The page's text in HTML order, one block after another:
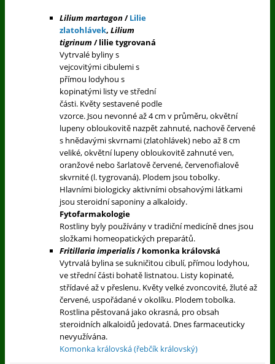
Lilium martagon/Lilie
zlatohlávek, Lilium
tigrinum / lilie tygrovaná
Vytrvalé byliny s
vejcovitými cibulemi s
přímou lodyhou s
kopinatými listy ve střední
části. Květy sestavené podle
vzorce. Jsou nevonné až 4 cm v průměru, okvětní
lupeny obloukovitě nazpět zahnuté, nachově červené
s hnědavými skvrnami (zlatohlávek) nebo až 8 cm
veliké, okvětní lupeny obloukovitě zahnuté ven,
oranžové nebo šarlatově červené, červenofialově
skvrnité (l. tygrovaná). Plodem jsou tobolky.
Hlavními biologicky aktivními obsahovými látkami
jsou steroidní saponiny a alkaloidy.
Fytofarmakologie
Rostliny byly používány v tradiční medicíně dnes jsou
složkami homeopatických preparátů.
Fritillaria imperialis/ komonka královská
Vytrvalá bylina se sukničitou cibulí, přímou lodyhou,
ve střední části bohatě listnatou. Listy kopinaté,
střídavé až v přeslenu. Květy velké zvoncovité, žluté až
červené, uspořádané v okolíku. Plodem tobolka.
Rostlina pěstovaná jako okrasná, pro obsah
steroidních alkaloidů jedovatá. Dnes farmaceuticky
nevyužívána.
Komonka královská (řebčík královský)